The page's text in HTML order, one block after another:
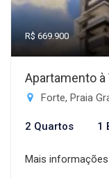
R$ 669.900
Apartamento à
Forte, Praia
2 Quartos 1
Mais informações